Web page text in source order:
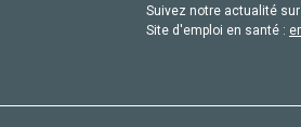
Suivez notre actualité
Site d'emploi en santé :